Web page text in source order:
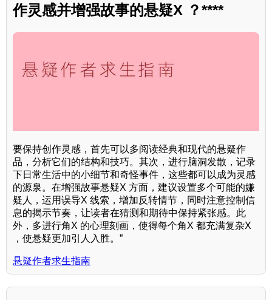
作灵感并增强故事的悬疑X ？****
要保持创作灵感，首先可以多阅读经典和现代的悬疑作
品，分析它们的结构和技巧。其次，进行脑洞发散，记录
下日常生活中的小细节和奇怪事件，这些都可以成为灵感
的源泉。在增强故事悬疑X 方面，建议设置多个可能的嫌
疑人，运用误导X 线索，增加反转情节，同时注意控制信
息的揭示节奏，让读者在猜测和期待中保持紧张感。此
外，多进行角X 的心理刻画，使得每个角X 都充满复杂X
，使悬疑更加引人入胜。”
悬疑作者求生指南